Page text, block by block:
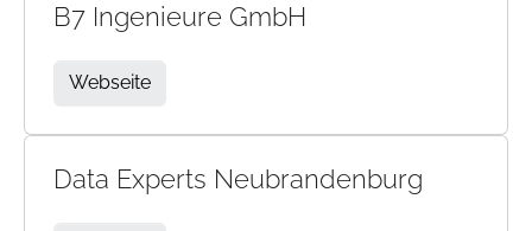
B7 Ingenieure GmbH
Webseite
Data Experts Neubrandenburg